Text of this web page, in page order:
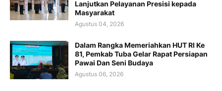
Lanjutkan Pelayanan Presisi kepada
Masyarakat
Agustus 04, 2026
Dalam Rangka Memeriahkan HUT RI Ke
81, Pemkab Tuba Gelar Rapat Persiapan
Pawai Dan Seni Budaya
Agustus 06, 2026